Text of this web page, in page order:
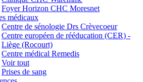
Foyer Horizon CHC Moresnet
médicaux
Centre de sénologie Drs Crèvecoeur
Centre européen de rééducation (CER) -
Liège (Rocourt)
Centre médical Remedis
Voir tout
Prises de sang